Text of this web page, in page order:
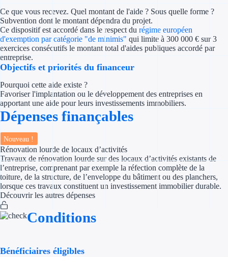
Aides Fiscales et
Aides Urssaf
Prêts publics
Ce que vous recevez. Quel montant de l'aide ? Sous quelle forme ?
Subvention dont le montant dépendra du projet.
Ce dispositif est accordé dans le respect du régime européen
d'exemption par catégorie "de minimis" qui limite à 300 000 € sur 3
exercices consécutifs le montant total d'aides publiques accordé par
entreprise.
Objectifs et priorités du financeur
Pourquoi cette aide existe ?
Favoriser l'implantation ou le développement des entreprises en
apportant une aide pour leurs investissements immobiliers.
Dépenses finançables
Nouveau !
Rénovation lourde de locaux d’activités
Travaux de rénovation lourde sur des locaux d’activités existants de
l’entreprise, comprenant par exemple la réfection complète de la
toiture, de la structure, de l’enveloppe du bâtiment ou des planchers,
lorsque ces travaux constituent un investissement immobilier durable.
Découvrir les autres dépenses
Conditions
Bénéficiaires éligibles